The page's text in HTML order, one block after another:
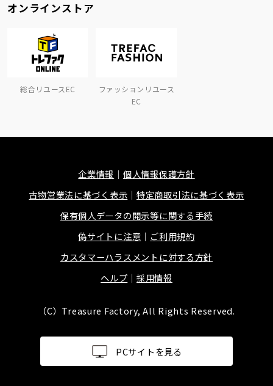
オンラインストア
総合リユースEC
ファッションリユース
EC
企業情報
個人情報保護方針
古物営業法に基づく表示
特定商取引法に基づく表示
保有個人データの開示等に関する手続
偽サイトに注意
ご利用規約
カスタマーハラスメントに対する方針
ヘルプ
採用情報
（C）Treasure Factory, All Rights Reserved.
PCサイトを見る